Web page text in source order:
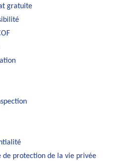
gratuite
de protection de la vie privée